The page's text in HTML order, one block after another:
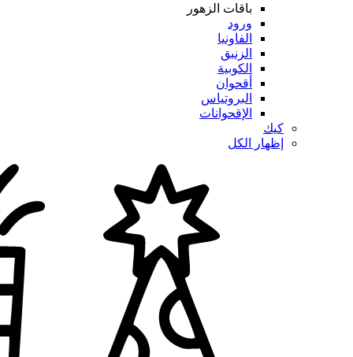
باقات الزهور
ورود
الفاونيا
الزنبق
الكوبية
أقحوان
البروتياس
الإقحوانات
كيك
إظهار الكل